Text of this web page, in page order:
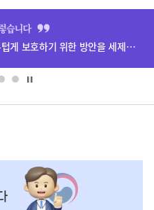
(보도설명) 정부는 거주용 1주택을 두텁게 보호하기 위한 방안을 세제개편안에 담았습니다.